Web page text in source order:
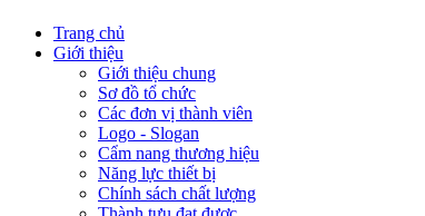
Trang chủ
Giới thiệu
Giới thiệu chung
Sơ đồ tổ chức
Các đơn vị thành viên
Logo - Slogan
Cẩm nang thương hiệu
Năng lực thiết bị
Chính sách chất lượng